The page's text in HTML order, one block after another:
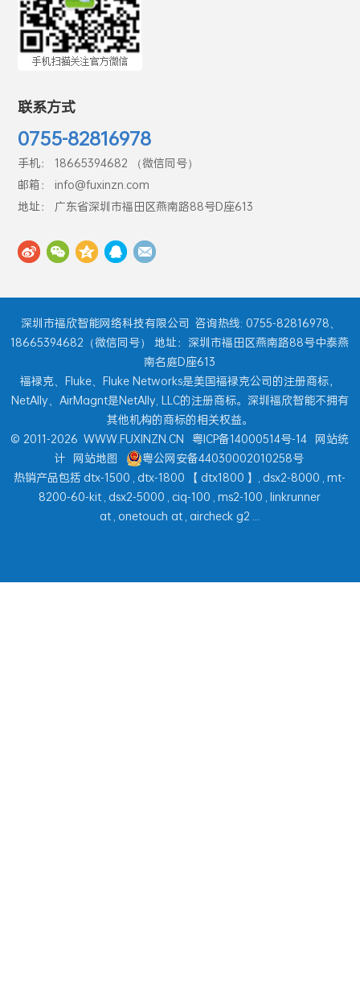
联系方式
0755-82816978
手机： 18665394682 （微信同号）
邮箱： info@fuxinzn.com
地址： 广东省深圳市福田区燕南路88号D座613
深圳市福欣智能网络科技有限公司 咨询热线: 0755-82816978、
18665394682（微信同号） 地址：深圳市福田区燕南路88号中泰燕
南名庭D座613
福禄克、Fluke、Fluke Networks是美国福禄克公司的注册商标，
NetAlly、AirMagnt是NetAlly, LLC的注册商标。深圳福欣智能不拥有
其他机构的商标的相关权益。
© 2011-2026 WWW.FUXINZN.CN 粤ICP备14000514号-14 网站统
计 网站地图
粤公网安备44030002010258号
热销产品包括 dtx-1500 , dtx-1800 【 dtx1800 】, dsx2-8000 , mt-
8200-60-kit , dsx2-5000 , ciq-100 , ms2-100 , linkrunner
at , onetouch at , aircheck g2 ...